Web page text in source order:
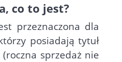
co to jest?
przeznaczona dla
posiadają tytuł
sprzedaż nie